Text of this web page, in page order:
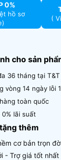
0%
hồ sơ
(
cho sản
36 tháng tại
vòng 14 ngày lỗi
toàn quốc
lãi suất
thêm
cơ bản trọn
- Trợ giá tốt nhất